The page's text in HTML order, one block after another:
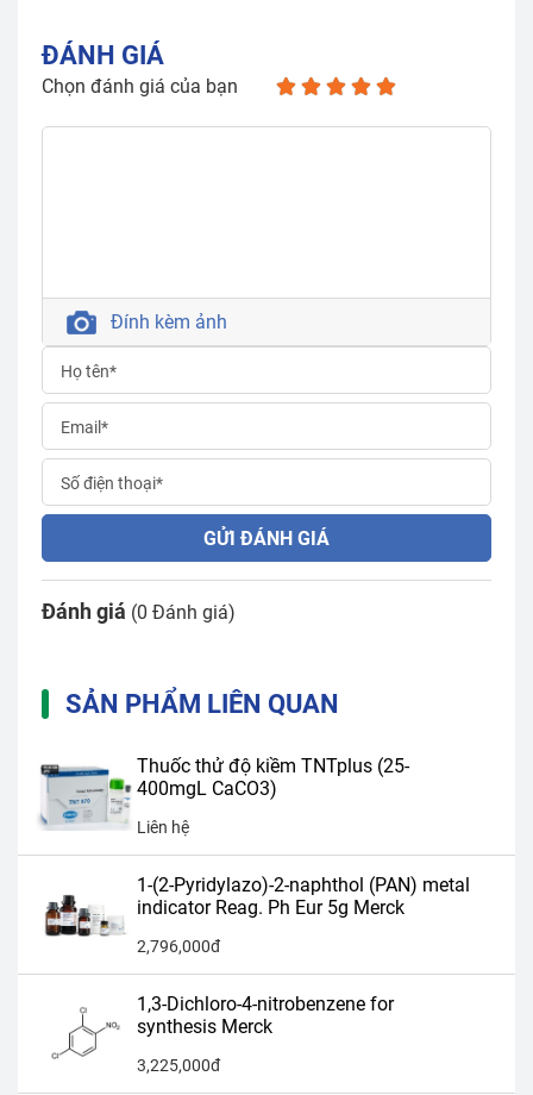
ĐÁNH GIÁ
Chọn đánh giá của bạn
Đính kèm ảnh
GỬI ĐÁNH GIÁ
Đánh giá (0 Đánh giá)
SẢN PHẨM LIÊN QUAN
Thuốc thử độ kiềm TNTplus (25-
400mgL CaCO3)
Liên hệ
1-(2-Pyridylazo)-2-naphthol (PAN) metal
indicator Reag. Ph Eur 5g Merck
2,796,000đ
1,3-Dichloro-4-nitrobenzene for
synthesis Merck
3,225,000đ